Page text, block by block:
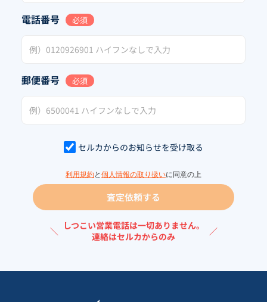
電話番号 必須
郵便番号 必須
セルカからのお知らせを受け取る
利用規約と 個人情報の取り扱いに同意の上
査定依頼する
＼
しつこい営業電話は一切ありません。
連絡はセルカからのみ
／